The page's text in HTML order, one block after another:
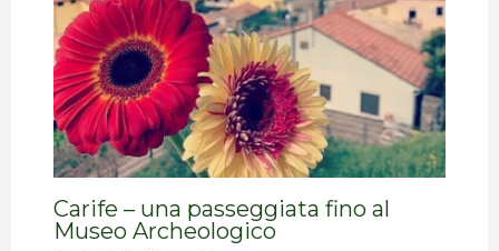
Carife – una passeggiata fino al
Museo Archeologico